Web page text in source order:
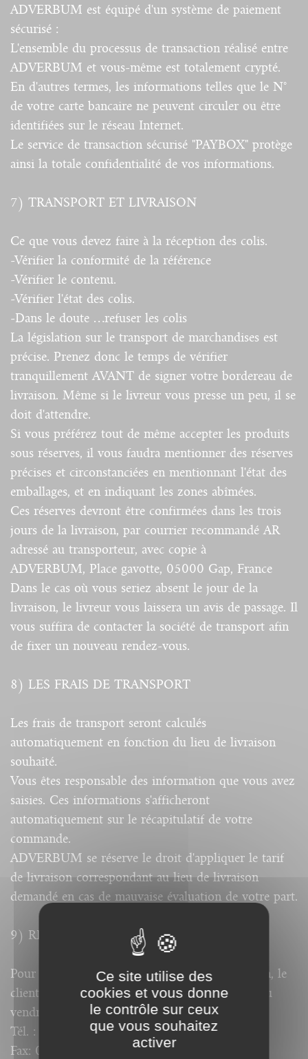
ADVERBUM est équipé d'un système de paiement
sécurisé :
L'ensemble du processus de transaction réalisé entre
ADVERBUM et vous-même est totalement crypté.
En d'autres termes, les informations telles que le N°
de votre carte bancaire ne peuvent circuler ou être
identifiées sur le réseau Internet.
Le service de transaction sécurisé "PAYBOX" protège
ainsi la totale confidentialité de vos informations.
7) TRANSPORT ET LIVRAISON
Ce que vous devez faire à la réception des colis.
-Vérifier la conformité de la référence
-Vérifier le contenu.
-Vérifier l'état des colis.
-Dans le doute …refuser les colis
La législation sur le transport de marchandises est
précise. Prenez donc le temps de vérifier
tranquillement AVANT de signer votre bordereau de
livraison. Même si le livreur vous presse un peu, il se
doit d'attendre.
Si vous préférez tout de même accepter les produits
sous réserves, il vous faudra mentionner des réserves
précises et circonstanciées en mentionnant l'état des
emballages, et en indiquant les zones abîmées.
Ces réserves devront être confirmées dans les trois
jours de la livraison, par courrier recommandé AR
adressé au transporteur, avec copie à
ADVERBUM, Place gavotte, 05000 Gap, France
Dans le cas où vous seriez absent le jour de la
livraison, le livreur vous laissera un avis de passage. Il
vous suffira de contacter la société de transport afin
de fixer un nouveau rendez-vous.
8) LES FRAIS DE TRANSPORT
Les frais de transport seront calculés
automatiquement en fonction du lieu de livraison
souhaité.
Vous êtes responsable des information que vous avez
saisies. Ces informations s'afficheront
automatiquement sur le récapitulatif de votre
commande.
ADVERBUM se réserve le droit d'appliquer le tarif
de livraison correspondant au lieu de livraison
demandé en cas de mauvaise évaluation de votre part.
9) RELATIONS CLIENTS
Pour toute information, question ou réclamation, le
client peut s'adresser à ADVERBUM du lundi au
vendredi, de 10h à 12h00 et de 14h à 16h00 :
Tél. : 04 92 81 28 81
Fax: 04 92 81 37 11
Ce site utilise des
cookies et vous donne
le contrôle sur ceux
que vous souhaitez
activer